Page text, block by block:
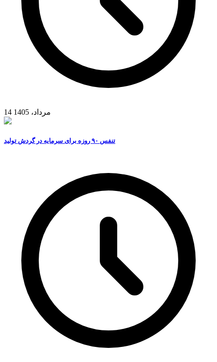
14 مرداد، 1405
تنفس ۹۰ روزه برای سرمایه در گردش تولید